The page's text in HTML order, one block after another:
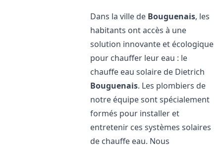
Dans la ville de Bouguenais, les
habitants ont accès à une
solution innovante et écologique
pour chauffer leur eau : le
chauffe eau solaire de Dietrich
Bouguenais. Les plombiers de
notre équipe sont spécialement
formés pour installer et
entretenir ces systèmes solaires
de chauffe eau. Nous